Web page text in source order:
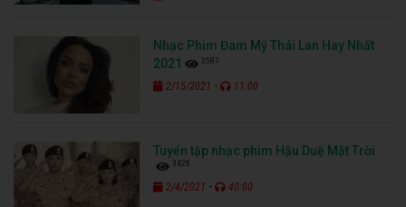
Nhạc Phim Đam Mỹ Thái Lan Hay Nhất
2021
3587
2/15/2021 - 11:00
Tuyển tập nhạc phim Hậu Duệ Mặt Trời
3428
2/4/2021 - 40:00